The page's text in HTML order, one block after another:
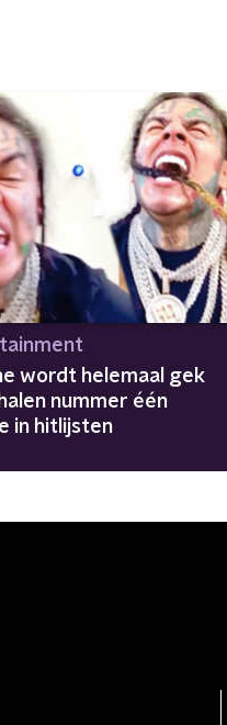
wordt helemaal gek
nummer één
in hitlijsten